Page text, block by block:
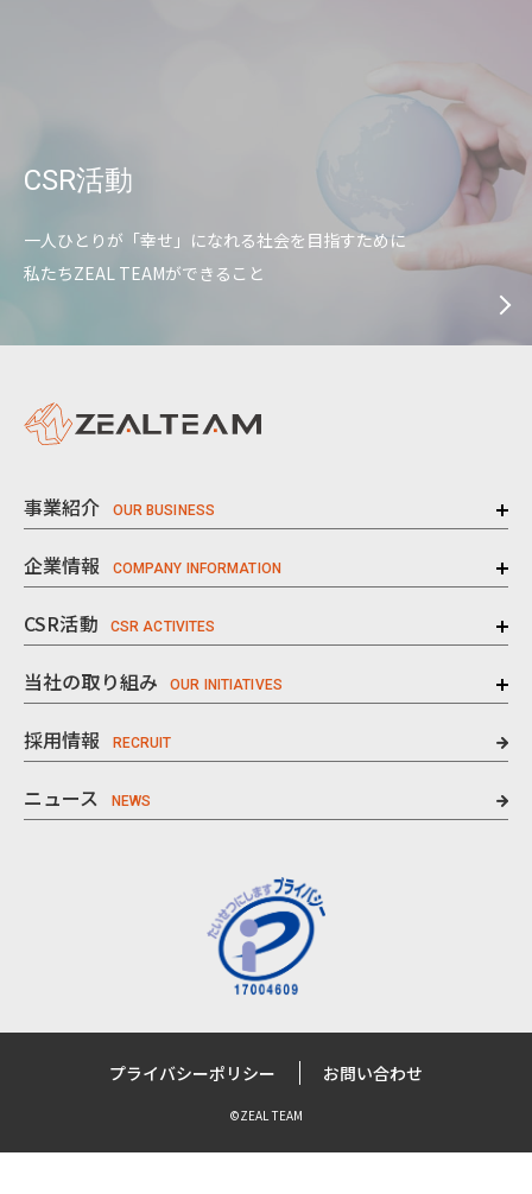
CSR活動
一人ひとりが「幸せ」になれる社会を目指すために
私たちZEAL TEAMができること
事業紹介
企業情報
CSR活動
当社の取り組み
採用情報
ニュース
プライバシーポリシー お問い合わせ
©ZEAL TEAM